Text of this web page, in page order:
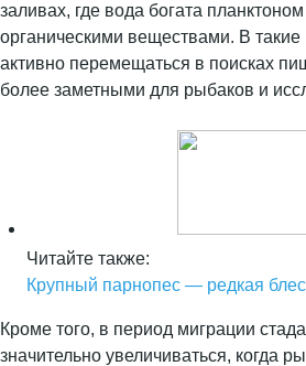
заливах, где вода богата
органическими веществами. В
активно перемещаться в поисках
более заметными для рыбаков и
Читайте также:
Крупный парнопес — редкая
Кроме того, в период миграции
значительно увеличиваться, когда